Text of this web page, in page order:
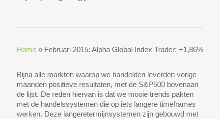
Home» Februari 2015: Alpha Global Index Trader: +1,86%
Bijna alle markten waarop we handelden leverden vorige
maanden positieve resultaten, met de S&P500 bovenaan
de lijst. De reden hiervan is dat we mooie trends pakten
met de handelssystemen die op iets langere timeframes
werken. Deze langeretermijnsystemen zijn gebouwd met